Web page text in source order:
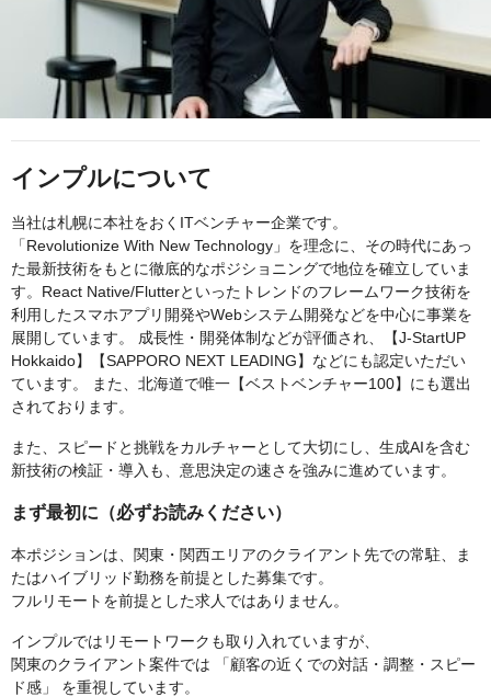
インプルについて
当社は札幌に本社をおくITベンチャー企業です。
「Revolutionize With New Technology」を理念に、その時代にあっ
た最新技術をもとに徹底的なポジショニングで地位を確立していま
す。React Native/Flutterといったトレンドのフレームワーク技術を
利用したスマホアプリ開発やWebシステム開発などを中心に事業を
展開しています。 成長性・開発体制などが評価され、【J-StartUP
Hokkaido】【SAPPORO NEXT LEADING】などにも認定いただい
ています。 また、北海道で唯一【ベストベンチャー100】にも選出
されております。
また、スピードと挑戦をカルチャーとして大切にし、生成AIを含む
新技術の検証・導入も、意思決定の速さを強みに進めています。
まず最初に（必ずお読みください）
本ポジションは、関東・関西エリアのクライアント先での常駐、ま
たはハイブリッド勤務を前提とした募集です。
フルリモートを前提とした求人ではありません。
インプルではリモートワークも取り入れていますが、
関東のクライアント案件では 「顧客の近くでの対話・調整・スピー
ド感」 を重視しています。